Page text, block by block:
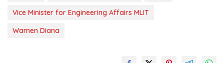
Vice Minister for Engineering Affairs MLIT
Wamen Diana